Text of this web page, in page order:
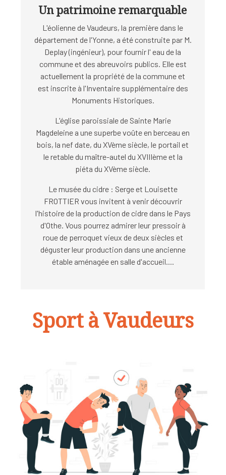
Un patrimoine remarquable
L'éolienne de Vaudeurs, la première dans le
département de l'Yonne, a été construite par M.
Deplay (ingénieur), pour fournir l' eau de la
commune et des abreuvoirs publics. Elle est
actuellement la propriété de la commune et
est inscrite à l'Inventaire supplémentaire des
Monuments Historiques.
L'église paroissiale de Sainte Marie
Magdeleine a une superbe voûte en berceau en
bois, la nef date, du XVème siècle, le portail et
le retable du maître-autel du XVIIIème et la
piéta du XVème siècle.
Le musée du cidre : Serge et Louisette
FROTTIER vous invitent à venir découvrir
l'histoire de la production de cidre dans le Pays
d'Othe. Vous pourrez admirer leur pressoir à
roue de perroquet vieux de deux siècles et
déguster leur production dans une ancienne
étable aménagée en salle d'accueil....
Sport à Vaudeurs